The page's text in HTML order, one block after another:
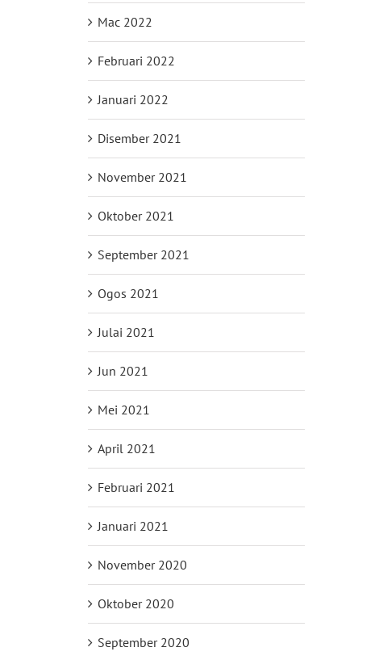
Mac 2022
Februari 2022
Januari 2022
Disember 2021
November 2021
Oktober 2021
September 2021
Ogos 2021
Julai 2021
Jun 2021
Mei 2021
April 2021
Februari 2021
Januari 2021
November 2020
Oktober 2020
September 2020